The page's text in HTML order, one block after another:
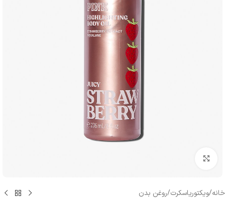
خانه/ویکتوریاسکرت/روغن بدن